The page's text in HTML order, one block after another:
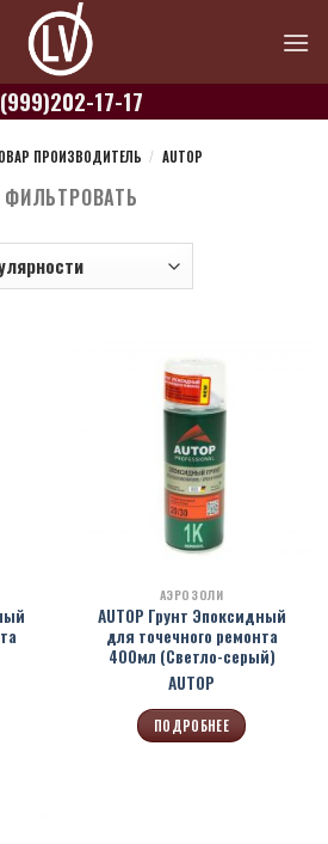
17-17
ПРОИЗВОДИТЕЛЬ / AUTOP
ФИЛЬТРОВАТЬ
АЭРОЗОЛИ
AUTOP Грунт Эпоксидный
для точечного ремонта
400мл (Светло-серый)
AUTOP
ПОДРОБНЕЕ